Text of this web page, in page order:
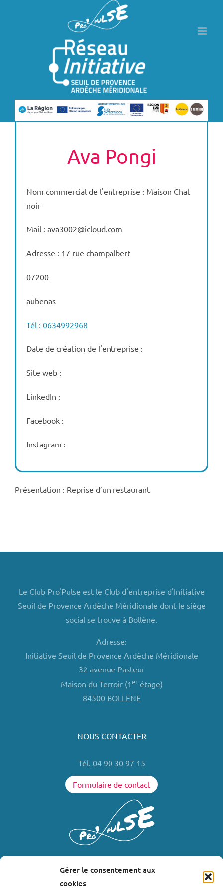
Gérer le consentement aux
cookies
Ava Pongi
Nom commercial de l'entreprise : Maison Chat
noir
Mail : ava3002@icloud.com
Adresse : 17 rue champalbert
07200
aubenas
Tél : 0634992968
Date de création de l'entreprise :
Site web :
LinkedIn :
Facebook :
Instagram :
Présentation : Reprise d’un restaurant
Le Club Pro'Pulse est le Club d'entreprise d'Initiative
Seuil de Provence Ardèche Méridionale dont le siège
social se trouve à Bollène.
Adresse:
Initiative Seuil de Provence Ardèche Méridionale
32 avenue Pasteur
Maison du Terroir (1erétage)
84500 BOLLENE
NOUS CONTACTER
Tél. 04 90 30 97 15
Formulaire de contact